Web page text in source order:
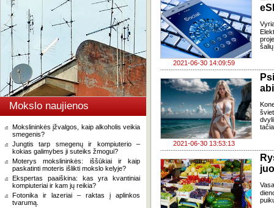
Mokslo naujienos
Mokslininkės įžvalgos, kaip alkoholis veikia
smegenis?
Jungtis tarp smegenų ir kompiuterio –
kokias galimybes ji suteiks žmogui?
Moterys mokslininkės: iššūkiai ir kaip
paskatinti moteris išlikti mokslo kelyje?
Ekspertas paaiškina: kas yra kvantiniai
kompiuteriai ir kam jų reikia?
Fotonika ir lazeriai – raktas į aplinkos
tvarumą.
2021-06-30 14:09:59
2021-06-30 13:53:13